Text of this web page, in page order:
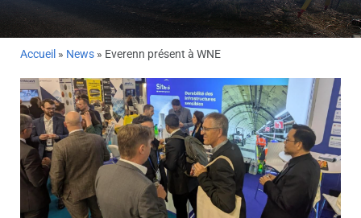
Accueil » News » Everenn présent à WNE